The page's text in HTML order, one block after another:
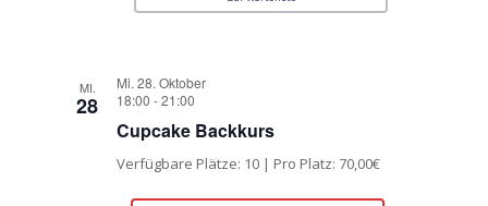
MI.
28
Mi. 28. Oktober
18:00 -21:00
Cupcake Backkurs
Verfügbare Plätze: 10 | Pro Platz: 70,00€